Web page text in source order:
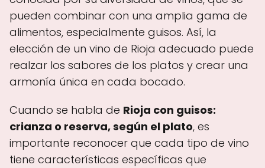
pueden combinar con una amplia gama de
alimentos, especialmente guisos. Así, la
elección de un vino de Rioja adecuado puede
realzar los sabores de los platos y crear una
armonía única en cada bocado.
Cuando se habla de Rioja con guisos:
crianza o reserva, según el plato, es
importante reconocer que cada tipo de vino
tiene características específicas que